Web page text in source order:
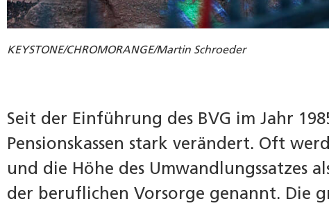
KEYSTONE/CHROMORANGE/Martin Schroeder
Seit der Einführung des BVG im Jahr
Pensionskassen stark verändert. Oft
und die Höhe des Umwandlungssatzes
der beruflichen Vorsorge genannt. Die